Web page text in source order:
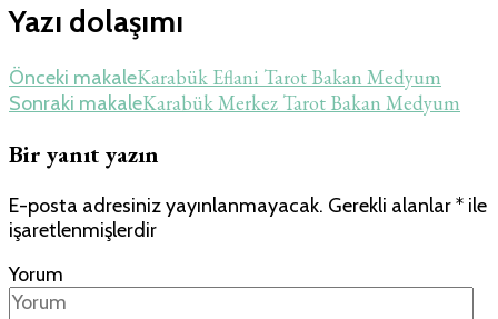
Yazı dolaşımı
Önceki makaleKarabük Eflani Tarot Bakan Medyum
Sonraki makaleKarabük Merkez Tarot Bakan Medyum
Bir yanıt yazın
E-posta adresiniz yayınlanmayacak. Gerekli alanlar* ile
işaretlenmişlerdir
Yorum